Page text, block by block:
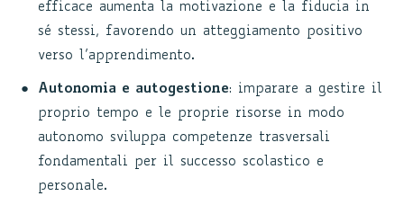
efficace aumenta la motivazione e la fiducia in
sé stessi, favorendo un atteggiamento positivo
verso l’apprendimento.
Autonomia e autogestione: imparare a gestire il
proprio tempo e le proprie risorse in modo
autonomo sviluppa competenze trasversali
fondamentali per il successo scolastico e
personale.